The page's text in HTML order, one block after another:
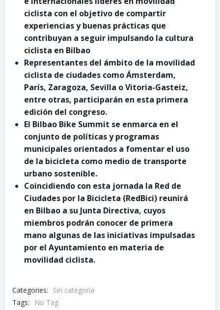
ciclista con el objetivo de compartir
experiencias y buenas prácticas que
contribuyan a seguir impulsando la cultura
ciclista en Bilbao
Representantes del ámbito de la movilidad
ciclista de ciudades como Ámsterdam,
París, Zaragoza, Sevilla o Vitoria-Gasteiz,
entre otras, participarán en esta primera
edición del congreso.
El Bilbao Bike Summit se enmarca en el
conjunto de políticas y programas
municipales orientados a fomentar el uso
de la bicicleta como medio de transporte
urbano sostenible.
Coincidiendo con esta jornada la Red de
Ciudades por la Bicicleta (RedBici) reunirá
en Bilbao a su Junta Directiva, cuyos
miembros podrán conocer de primera
mano algunas de las iniciativas impulsadas
por el Ayuntamiento en materia de
movilidad ciclista.
Categories:
Sin categoría
Tags:
No Tag